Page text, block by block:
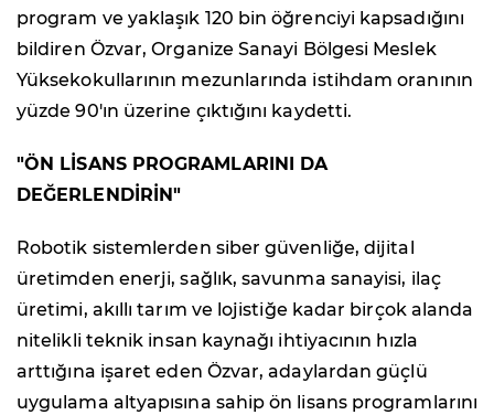
program ve yaklaşık 120 bin öğrenciyi kapsadığını
bildiren Özvar, Organize Sanayi Bölgesi Meslek
Yüksekokullarının mezunlarında istihdam oranının
yüzde 90'ın üzerine çıktığını kaydetti.
"ÖN LİSANS PROGRAMLARINI DA
DEĞERLENDİRİN"
Robotik sistemlerden siber güvenliğe, dijital
üretimden enerji, sağlık, savunma sanayisi, ilaç
üretimi, akıllı tarım ve lojistiğe kadar birçok alanda
nitelikli teknik insan kaynağı ihtiyacının hızla
arttığına işaret eden Özvar, adaylardan güçlü
uygulama altyapısına sahip ön lisans programlarını